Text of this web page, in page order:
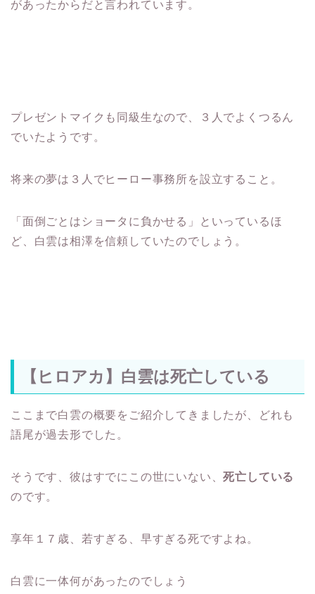
があったからだと言われています。
プレゼントマイクも同級生なので、３人でよくつるん
でいたようです。
将来の夢は３人でヒーロー事務所を設立すること。
「面倒ごとはショータに負かせる」といっているほ
ど、白雲は相澤を信頼していたのでしょう。
【ヒロアカ】白雲は死亡している
ここまで白雲の概要をご紹介してきましたが、どれも
語尾が過去形でした。
そうです、彼はすでにこの世にいない、死亡している
のです。
享年１７歳、若すぎる、早すぎる死ですよね。
白雲に一体何があったのでしょう